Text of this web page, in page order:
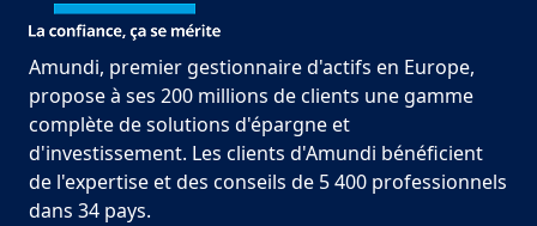
Amundi, premier gestionnaire d'actifs en Europe,
propose à ses 200 millions de clients une gamme
complète de solutions d'épargne et
d'investissement. Les clients d'Amundi bénéficient
de l'expertise et des conseils de 5 400 professionnels
dans 34 pays.